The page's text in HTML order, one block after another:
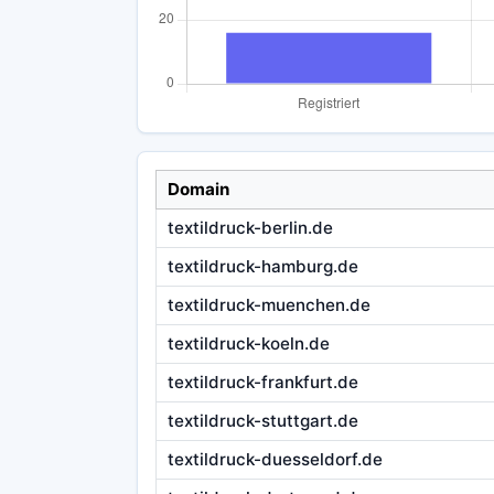
Domain
textildruck-berlin.de
textildruck-hamburg.de
textildruck-muenchen.de
textildruck-koeln.de
textildruck-frankfurt.de
textildruck-stuttgart.de
textildruck-duesseldorf.de